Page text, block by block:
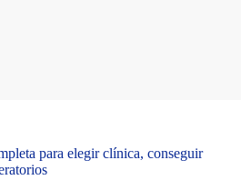
para elegir clínica, conseguir